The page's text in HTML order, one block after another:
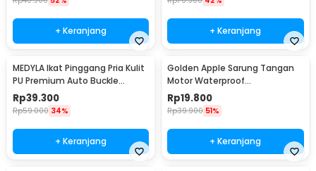
+ Keranjang + Keranjang
MEDYLA Ikat Pinggang Pria Kulit
PU Premium Auto Buckle
Gesper Metal Model 2 -
AA7900
Rp39.300
Rp59.000 34%
+ Keranjang
Golden Apple Sarung Tangan
Motor Waterproof
Touchscreen Kulit Sintetis Pria
- 9070
Rp19.800
Rp39.900 51%
+ Keranjang